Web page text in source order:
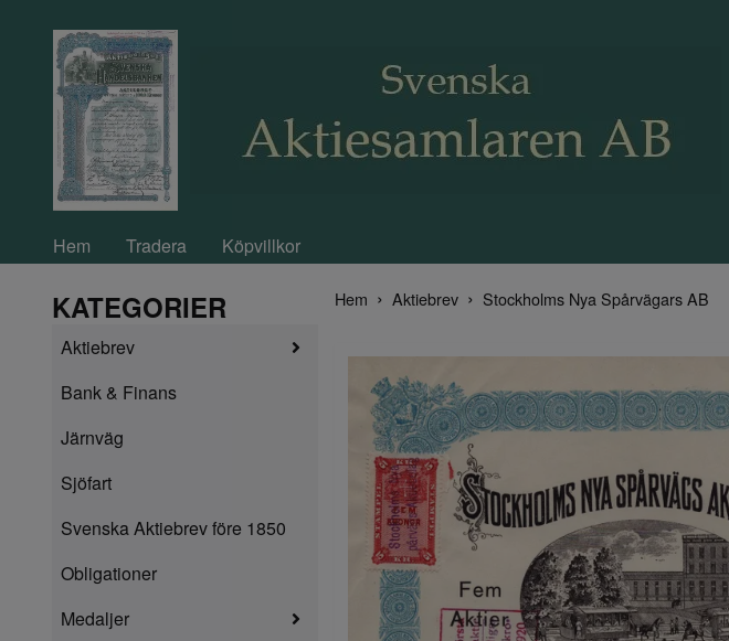
Hem Tradera Köpvillkor
KATEGORIER
Aktiebrev
Bank & Finans
Järnväg
Sjöfart
Svenska Aktiebrev före 1850
Obligationer
Medaljer
Hem Aktiebrev Stockholms Nya Spårvägars AB